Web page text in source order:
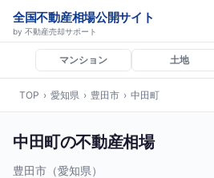
全国不動産相場公開サイト
by 不動産売却サポート
マンション 土地
TOP › 愛知県 › 豊田市 › 中田町
中田町の不動産相場
豊田市（愛知県）